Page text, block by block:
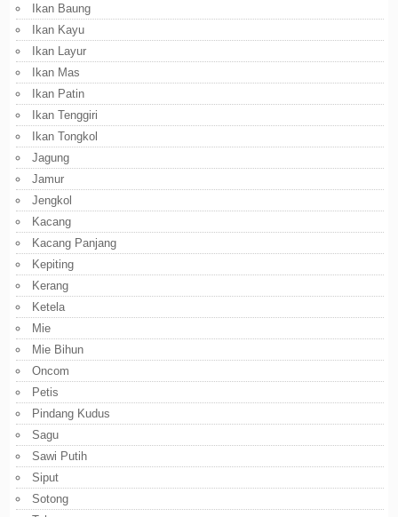
Ikan Baung
Ikan Kayu
Ikan Layur
Ikan Mas
Ikan Patin
Ikan Tenggiri
Ikan Tongkol
Jagung
Jamur
Jengkol
Kacang
Kacang Panjang
Kepiting
Kerang
Ketela
Mie
Mie Bihun
Oncom
Petis
Pindang Kudus
Sagu
Sawi Putih
Siput
Sotong